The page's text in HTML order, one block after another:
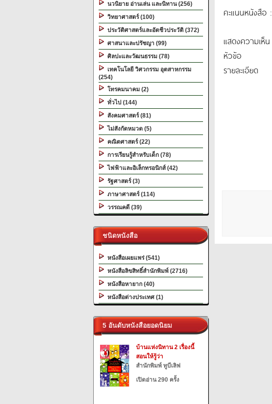
นวนิยาย อ่านเล่น และนิทาน (256)
วิทยาศาสตร์ (100)
ประวัติศาสตร์และอัตชีวประวัติ (372)
ศาสนาและปรัชญา (99)
ศิลปะและวัฒนธรรม (78)
เทคโนโลยี วิศวกรรม อุตสาหกรรม
(254)
โทรคมนาคม (2)
ทั่วไป (144)
สังคมศาสตร์ (81)
ไม่สังกัดหมวด (5)
คณิตศาสตร์ (22)
การเรียนรู้สำหรับเด็ก (78)
ไฟฟ้าและอิเล็กทรอนิกส์ (42)
รัฐศาสตร์ (3)
ภาษาศาสตร์ (114)
วรรณคดี (39)
ชนิดหนังสือ
หนังสือเผยแพร่ (541)
หนังสือลิขสิทธิ์สำนักพิมพ์ (2716)
หนังสือหายาก (40)
หนังสือต่างประเทศ (1)
5 อันดับหนังสือยอดนิยม
บ้านแห่งนิทาน 2 เรื่องนี้
สอนให้รู้ว่า
สำนักพิมพ์ ทูบีเลิฟ
เปิดอ่าน 290 ครั้ง
คะแนนหนังสือ :
แสดงความเห็น
หัวข้อ
รายละเอียด